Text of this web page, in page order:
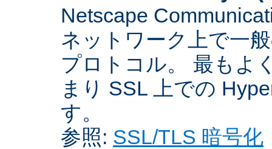
Netscape
ネットワーク上で一
プロトコル。 最もよ
まり SSL 上での
す。
参照: SSL/TLS 暗号化